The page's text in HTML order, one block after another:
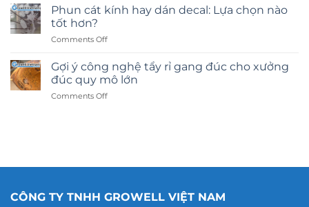
Phun cát kính hay dán decal: Lựa chọn nào
tốt hơn?
Comments Offon
cát
kính
hay
dán
hơn?
Gợi ý công nghệ tẩy rỉ gang đúc cho xưởng
đúc quy mô lớn
Comments Offon
rỉ
cho
CÔNG TY TNHH GROWELL VIỆT NAM